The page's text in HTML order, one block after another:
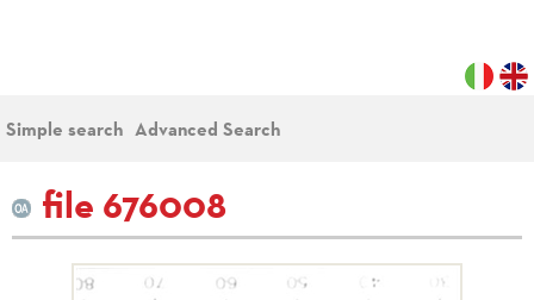
Simple search Advanced Search
file 676008